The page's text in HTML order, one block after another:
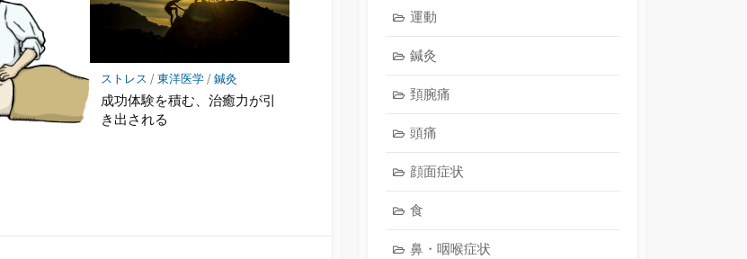
ストレス /東洋医学/鍼灸
成功体験を積む、治癒力が引
き出される
運動
鍼灸
頚腕痛
頭痛
顔面症状
食
鼻・咽喉症状